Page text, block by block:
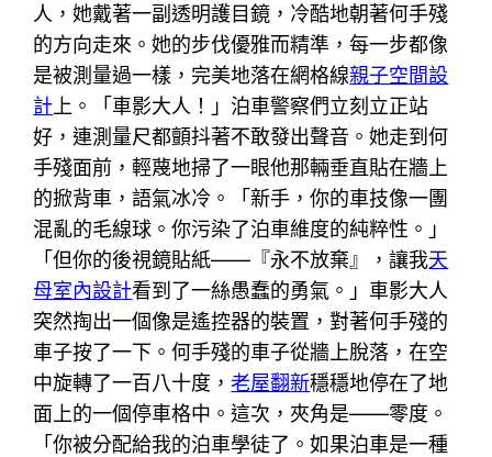
人，她戴著一副透明護目鏡，冷酷地朝著何手殘
的方向走來。她的步伐優雅而精準，每一步都像
是被測量過一樣，完美地落在網格線親子空間設
計 上。「車影大人！」泊車警察們立刻立正站
好，連測量尺都顫抖著不敢發出聲音。她走到何
手殘面前，輕蔑地掃了一眼他那輛垂直貼在牆上
的掀背車，語氣冰冷。「新手，你的車技像一團
混亂的毛線球。你污染了泊車維度的純粹性。」
「但你的後視鏡貼紙——『永不放棄』，讓我天
母室內設計看到了一絲愚蠢的勇氣。」車影大人
突然掏出一個像是遙控器的裝置，對著何手殘的
車子按了一下。何手殘的車子從牆上脫落，在空
中旋轉了一百八十度， 老屋翻新穩穩地停在了地
面上的一個停車格中。這次，夾角是——零度。
「你被分配給我的泊車學徒了。如果泊車是一種